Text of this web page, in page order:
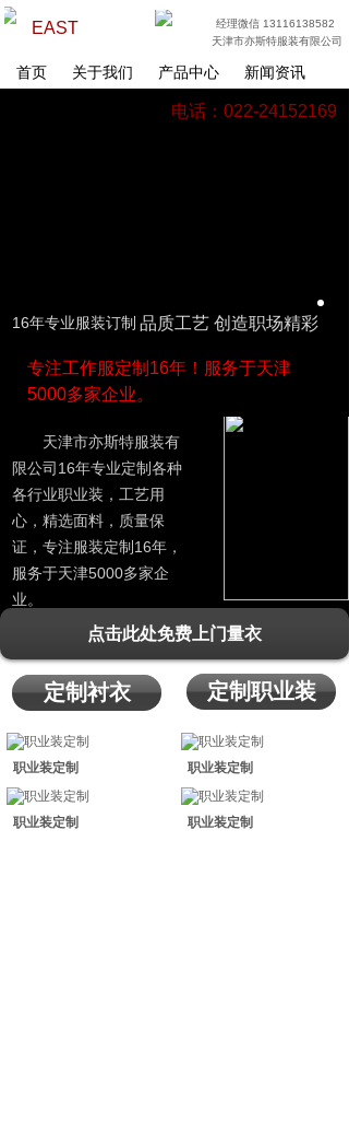
EAST
经理微信 13116138582
天津市亦斯特服装有限公司
首页 关于我们 产品中心 新闻资讯
电话：022-24152169
品质工艺 创造职场精彩
16年专业服装订制
专注工作服定制16年！服务于天津
5000多家企业。
天津市亦斯特服装有
限公司16年专业定制各种
各行业职业装，工艺用
心，精选面料，质量保
证，专注服装定制16年，
服务于天津5000多家企
业。
点击此处免费上门量衣
定制职业装
定制衬衣
职业装定制 职业装定制
职业装定制 职业装定制